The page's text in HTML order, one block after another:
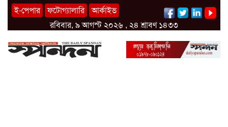
ই-পেপার ফটোগ্যালারি
আর্কাইভ
রবিবার, ৯ আগস্ট ২০২৬ , ২৪ শ্রাবণ ১৪৩৩